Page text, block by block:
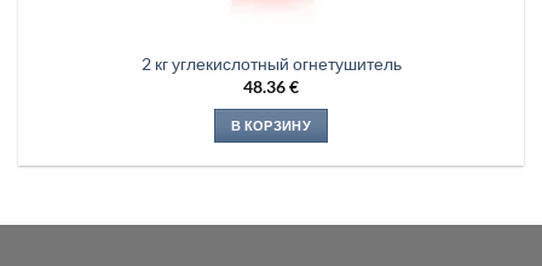
2 кг углекислотный огнетушитель
48.36€
В КОРЗИНУ